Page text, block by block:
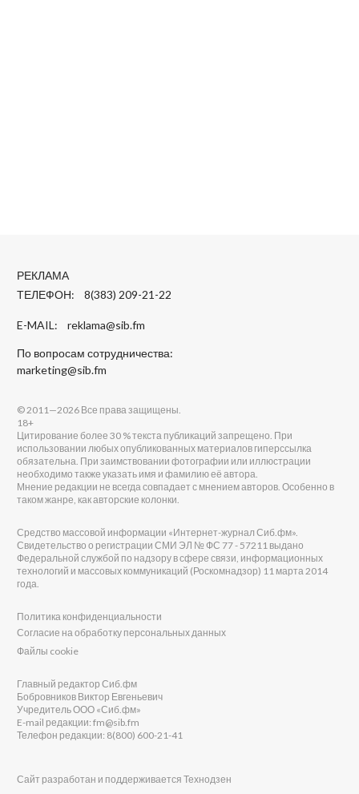
РЕКЛАМА
ТЕЛЕФОН: 8(383) 209-21-22
E-MAIL: reklama@sib.fm
По вопросам сотрудничества:
marketing@sib.fm
© 2011—2026 Все права защищены.
18+
Цитирование более 30 % текста публикаций запрещено. При
использовании любых опубликованных материалов гиперссылка
обязательна. При заимствовании фотографии или иллюстрации
необходимо также указать имя и фамилию её автора.
Мнение редакции не всегда совпадает с мнением авторов. Особенно в
таком жанре, как авторские колонки.
Средство массовой информации «Интернет-журнал Сиб.фм».
Свидетельство о регистрации СМИ ЭЛ № ФС 77 - 57211 выдано
Федеральной службой по надзору в сфере связи, информационных
технологий и массовых коммуникаций (Роскомнадзор) 11 марта 2014
года.
Политика конфиденциальности
Согласие на обработку персональных данных
Файлы cookie
Главный редактор Сиб.фм
Бобровников Виктор Евгеньевич
Учредитель ООО «Сиб.фм»
E-mail редакции: fm@sib.fm
Телефон редакции: 8(800) 600-21-41
Сайт разработан и поддерживается Технодзен